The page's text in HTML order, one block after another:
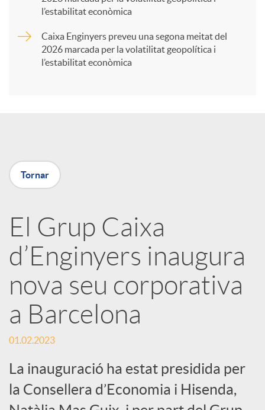
X
r
x
e
s
S
l’estabilitat econòmica
Caixa Enginyers preveu una segona meitat del
2026 marcada per la volatilitat geopolítica i
l’estabilitat econòmica
Tornar
El Grup Caixa
d’Enginyers inaugura
nova seu corporativa
a Barcelona
01.02.2023
La inauguració ha estat presidida per
la Consellera d’Economia i Hisenda,